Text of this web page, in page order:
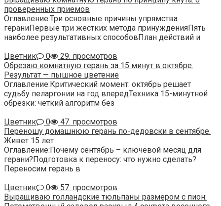
проверенных приемов
Оглавление:Три основные причины упрямства
гераниПервые три жестких метода принужденияПять
наиболее результативных способовПлан действий и
Цветник
0
29. просмотров
Обрезаю комнатную герань за 15 минут в октябре.
Результат — пышное цветение
Оглавление:Критический момент: октябрь решает
судьбу пеларгонии на год впередТехника 15-минутной
обрезки: четкий алгоритм без
Цветник
0
47. просмотров
Переношу домашнюю герань по-дедовски в сентябре.
Живет 15 лет
Оглавление:Почему сентябрь – ключевой месяц для
герани?Подготовка к переносу: что нужно сделать?
Переносим герань в
Цветник
0
57. просмотров
Выращиваю голландские тюльпаны размером с пион: